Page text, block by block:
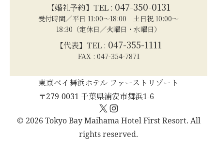
【婚礼予約】TEL : 047-350-0131
受付時間／平日 11:00～18:00 土日祝 10:00～
18:30（定休日／火曜日・水曜日）
【代表】TEL : 047-355-1111
FAX : 047-354-7871
東京ベイ舞浜ホテル ファーストリゾート
〒279-0031 千葉県浦安市舞浜1-6
X Instagram
© 2026 Tokyo Bay Maihama Hotel First Resort. All
rights reserved.